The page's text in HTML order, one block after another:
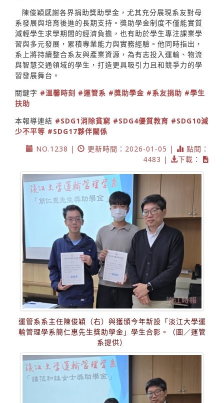
陳俊穎感謝各界捐助獎助學金，尤其充分展現系友對母
系發展與培育後進的長期支持。獎助學金制度不僅能實質
減輕學生求學期間的經濟負擔，也有助於學生專注課業學
習與多元發展，累積專業能力與實務經驗。他同時指出，
系上將持續整合系友與產業資源，為有志投入運輸、物流
與智慧交通領域的學生，打造更具吸引力且和競爭力的學
習發展舞台。
關鍵字 #溫馨時刻 #運管系 #獎助學金 #系友捐助 #學生
扶助
本報導連結 #SDG1消除貧窮 #SDG4優質教育 #SDG10減
少不平等 #SDG17夥伴關係
NO.1238 |
更新時間：2026-01-05 |
點閱：
4483 |
下載：
運管系系主任陳俊穎（右）與獲頒今年新設「淡江大學運
輸管理學系簡仁惠先生獎助學金」學生合影。（圖／運管
系提供）